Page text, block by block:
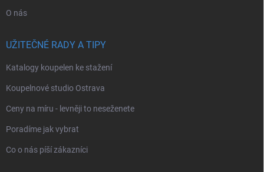
O nás
UŽITEČNÉ RADY A TIPY
Katalogy koupelen ke stažení
Koupelnové studio Ostrava
Ceny na míru - levněji to neseženete
Poradíme jak vybrat
Co o nás píší zákazníci